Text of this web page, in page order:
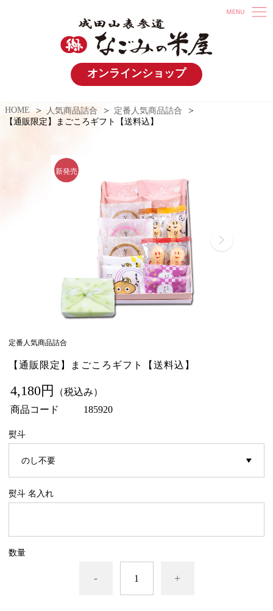
オンラインショップ
HOME 人気商品詰合
定番人気商品詰合
【通販限定】まごころギフト【送料込】
定番人気商品詰合
【通販限定】まごころギフト【送料込】
4,180円
（税込み）
商品コード
185920
熨斗
熨斗 名入れ
数量
- +